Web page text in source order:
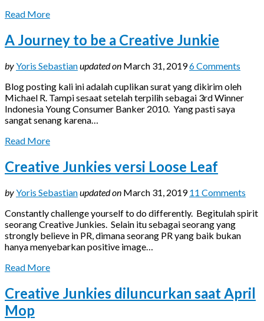
Read More
A Journey to be a Creative Junkie
byYoris Sebastianupdated on March 31, 20196 Comments
Blog posting kali ini adalah cuplikan surat yang dikirim oleh
Michael R. Tampi sesaat setelah terpilih sebagai 3rd Winner
Indonesia Young Consumer Banker 2010. Yang pasti saya
sangat senang karena…
Read More
Creative Junkies versi Loose Leaf
byYoris Sebastianupdated on March 31, 2019 11 Comments
Constantly challenge yourself to do differently. Begitulah spirit
seorang Creative Junkies. Selain itu sebagai seorang yang
strongly believe in PR, dimana seorang PR yang baik bukan
hanya menyebarkan positive image…
Read More
Creative Junkies diluncurkan saat April
Mop